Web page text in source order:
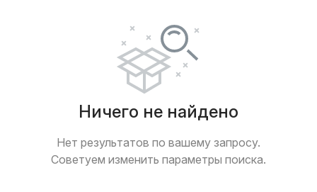
Ничего не найдено
Нет результатов по вашему запросу.
Советуем изменить параметры поиска.